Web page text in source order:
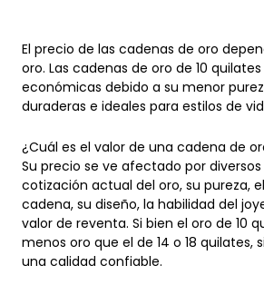
oro. Las cadenas de oro de 10
económicas debido a su menor
duraderas e ideales para estilos de
Su precio se ve afectado por diversos
cotización actual del oro, su pureza,
cadena, su diseño, la habilidad del
valor de reventa. Si bien el oro de 10
menos oro que el de 14 o 18 quilates,
una calidad confiable.